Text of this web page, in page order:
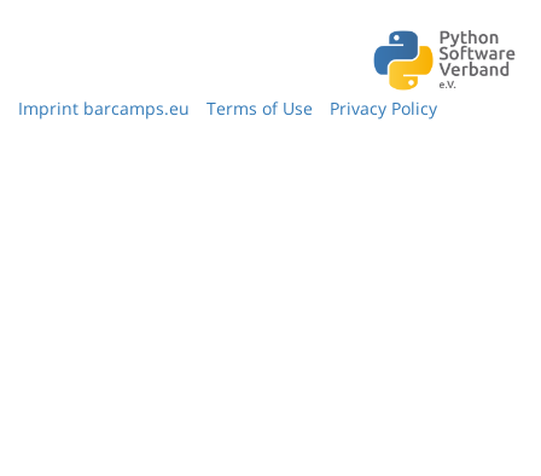
Imprint barcamps.eu Terms of Use Privacy Policy